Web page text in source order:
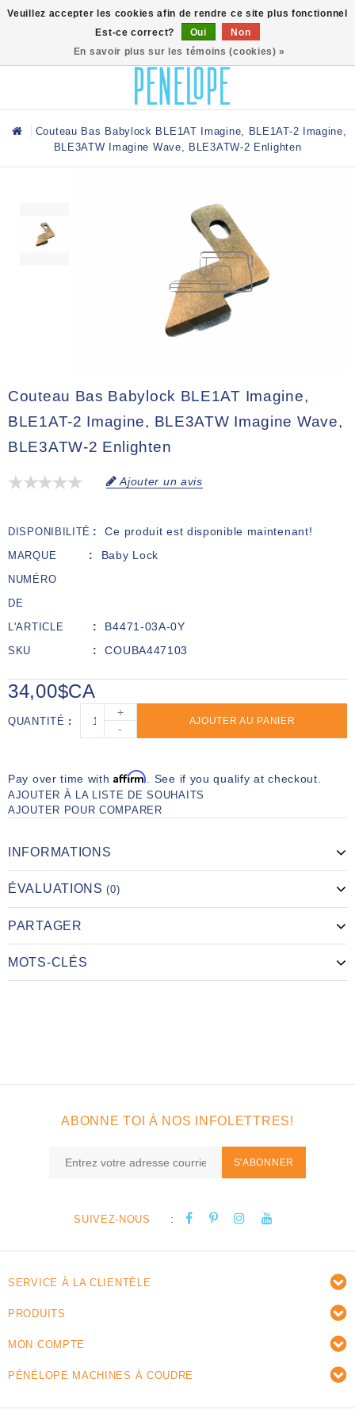
Couteau Bas Babylock BLE1AT Imagine, BLE1AT-2 Imagine,
BLE3ATW Imagine Wave, BLE3ATW-2 Enlighten
Couteau Bas Babylock BLE1AT Imagine,
BLE1AT-2 Imagine, BLE3ATW Imagine Wave,
BLE3ATW-2 Enlighten
Ajouter un avis
DISPONIBILITÉ Ce produit est disponible maintenant!
MARQUE Baby Lock
NUMÉRO
DE
L'ARTICLE
B4471-03A-0Y
SKU COUBA447103
34,00$CA
QUANTITÉ
+
-
AJOUTER AU PANIER
Pay over time withAffirm. See if you qualify at checkout.
AJOUTER À LA LISTE DE SOUHAITS
AJOUTER POUR COMPARER
INFORMATIONS
ÉVALUATIONS(0)
PARTAGER
MOTS-CLÉS
ABONNE TOI À NOS INFOLETTRES!
S'ABONNER
SUIVEZ-NOUS :
SERVICE À LA CLIENTÈLE
PRODUITS
MON COMPTE
PÉNÉLOPE MACHINES À COUDRE
Veuillez accepter les cookies afin de rendre ce site plus fonctionnel
Est-ce correct?
Oui
Non
En savoir plus sur les témoins (cookies) »